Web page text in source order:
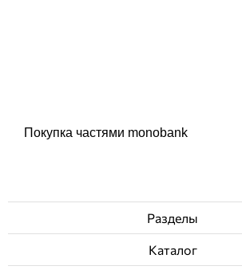
Покупка частями monobank
Разделы
Каталог